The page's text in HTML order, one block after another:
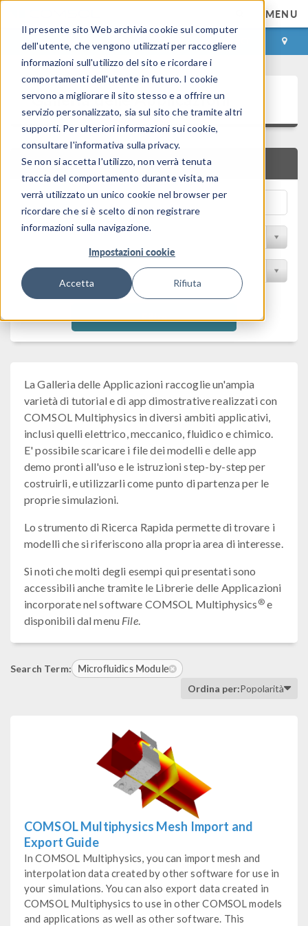
Il presente sito Web archivia cookie sul computer
dell'utente, che vengono utilizzati per raccogliere
informazioni sull'utilizzo del sito e ricordare i
comportamenti dell'utente in futuro. I cookie
servono a migliorare il sito stesso e a offrire un
servizio personalizzato, sia sul sito che tramite altri
supporti. Per ulteriori informazioni sui cookie,
consultare l'informativa sulla privacy.
Se non si accetta l'utilizzo, non verrà tenuta
traccia del comportamento durante visita, ma
verrà utilizzato un unico cookie nel browser per
ricordare che si è scelto di non registrare
informazioni sulla navigazione.
Impostazioni cookie
Accetta Rifiuta
MENU
ACCEDI CONTACT
Galleria delle Applicazioni
RICERCA RAPIDA
Filtra per Prodotto
Filtra
La Galleria delle Applicazioni raccoglie un'ampia
varietà di tutorial e di app dimostrative realizzati con
COMSOL Multiphysics in diversi ambiti applicativi,
inclusi quelli elettrico, meccanico, fluidico e chimico.
E' possibile scaricare i file dei modelli e delle app
demo pronti all'uso e le istruzioni step-by-step per
costruirli, e utilizzarli come punto di partenza per le
proprie simulazioni.
Lo strumento di Ricerca Rapida permette di trovare i
modelli che si riferiscono alla propria area di interesse.
Si noti che molti degli esempi qui presentati sono
accessibili anche tramite le Librerie delle Applicazioni
incorporate nel software COMSOL Multiphysics ®e
disponibili dal menu File.
Search Term: Microfluidics Module
Ordina per:Popolarità
COMSOL Multiphysics Mesh Import and
Export Guide
In COMSOL Multiphysics, you can import mesh and
interpolation data created by other software for use in
your simulations. You can also export data created in
COMSOL Multiphysics to use in other COMSOL models
and applications as well as other software. This